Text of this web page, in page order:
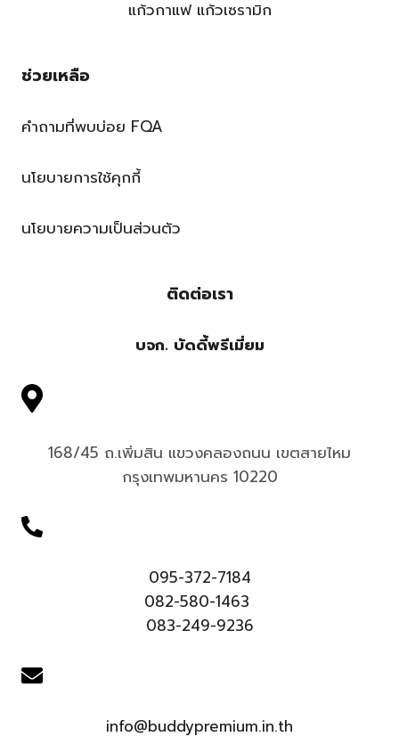
แก้วกาแฟ แก้วเซรามิก
ช่วยเหลือ
คำถามที่พบบ่อย FQA
นโยบายการใช้คุกกี้
นโยบายความเป็นส่วนตัว
ติดต่อเรา
บจก. บัดดี้พรีเมี่ยม
168/45 ถ.เพิ่มสิน แขวงคลองถนน เขตสายไหม
กรุงเทพมหานคร 10220
095-372-7184
082-580-1463
083-249-9236
info@buddypremium.in.th